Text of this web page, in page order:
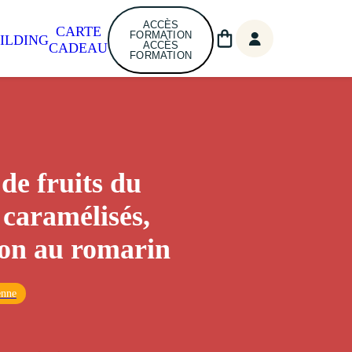
CARTE
CADEAU
ACCÈS
FORMATION
ACCÈS
FORMATION
fruits du
au romarin